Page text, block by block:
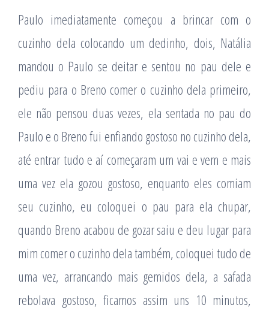
Paulo imediatamente começou a brincar com o
cuzinho dela colocando um dedinho, dois, Natália
mandou o Paulo se deitar e sentou no pau dele e
pediu para o Breno comer o cuzinho dela primeiro,
ele não pensou duas vezes, ela sentada no pau do
Paulo e o Breno fui enfiando gostoso no cuzinho dela,
até entrar tudo e aí começaram um vai e vem e mais
uma vez ela gozou gostoso, enquanto eles comiam
seu cuzinho, eu coloquei o pau para ela chupar,
quando Breno acabou de gozar saiu e deu lugar para
mim comer o cuzinho dela também, coloquei tudo de
uma vez, arrancando mais gemidos dela, a safada
rebolava gostoso, ficamos assim uns 10 minutos,